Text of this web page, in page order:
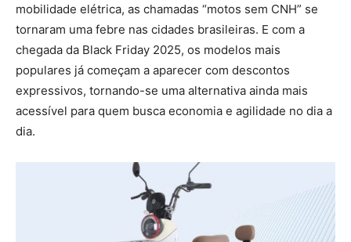
mobilidade elétrica, as chamadas “motos sem CNH” se
tornaram uma febre nas cidades brasileiras. E com a
chegada da Black Friday 2025, os modelos mais
populares já começam a aparecer com descontos
expressivos, tornando-se uma alternativa ainda mais
acessível para quem busca economia e agilidade no dia a
dia.